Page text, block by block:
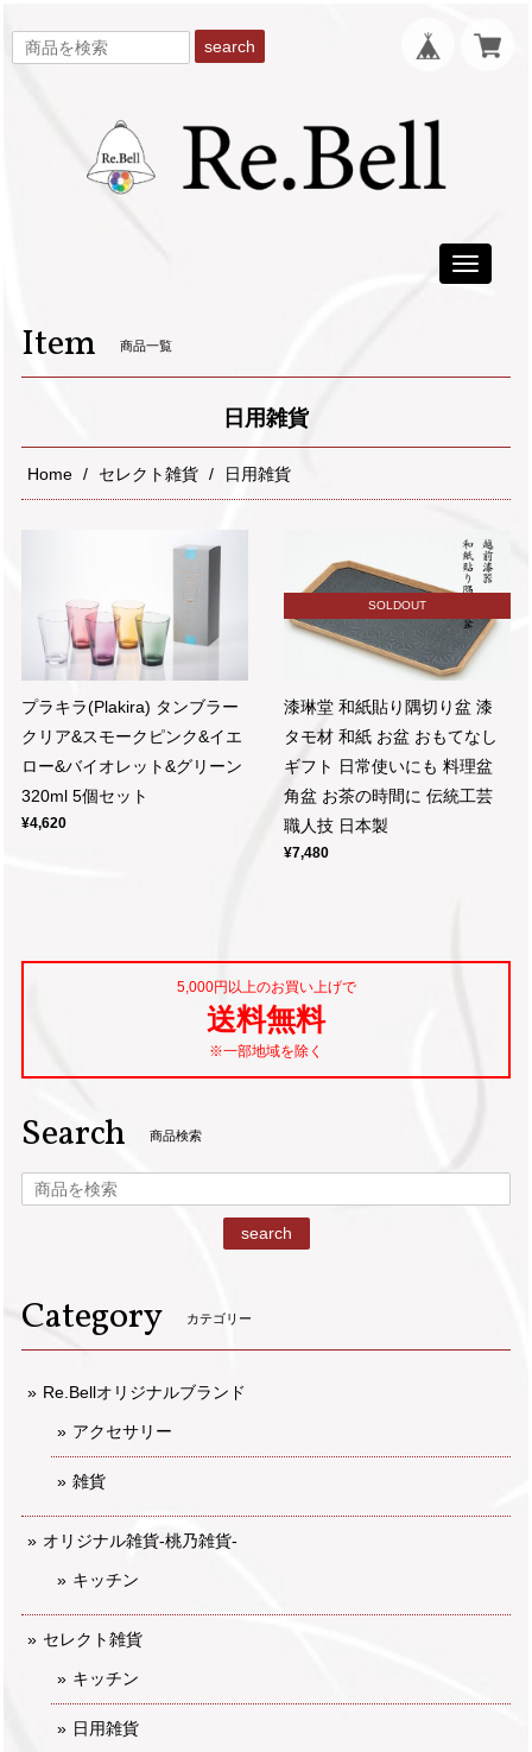
search
Toggle
Item 商品一覧
日用雑貨
Home セレクト雑貨 日用雑貨
プラキラ(Plakira) タンブラー
クリア&スモークピンク&イエ
ロー&バイオレット&グリーン
320ml 5個セット
¥4,620
SOLDOUT
漆琳堂 和紙貼り隅切り盆 漆
タモ材 和紙 お盆 おもてなし
ギフト 日常使いにも 料理盆
角盆 お茶の時間に 伝統工芸
職人技 日本製
¥7,480
5,000円以上のお買い上げで
送料無料
※一部地域を除く
Search 商品検索
search
Category カテゴリー
Re.Bellオリジナルブランド
アクセサリー
雑貨
オリジナル雑貨-桃乃雑貨-
キッチン
セレクト雑貨
キッチン
日用雑貨